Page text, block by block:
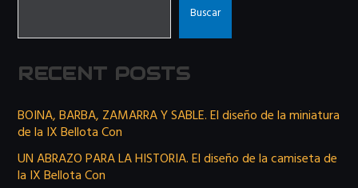
Buscar
RECENT POSTS
BOINA, BARBA, ZAMARRA Y SABLE. El diseño de la miniatura
de la IX Bellota Con
UN ABRAZO PARA LA HISTORIA. El diseño de la camiseta de
la IX Bellota Con